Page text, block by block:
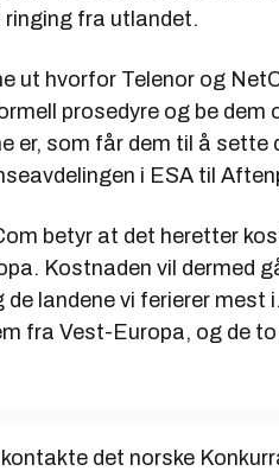
fra utlandet.
ut hvorfor Telenor og
prosedyre og be dem
er, som får dem til å sette
i ESA til
betyr at det heretter
Kostnaden vil dermed
landene vi ferierer mest
fra Vest-Europa, og de
det norske